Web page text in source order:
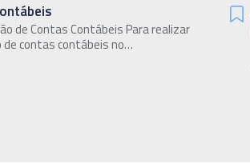
de Contas Contábeis Para realizar
de contas contábeis no…